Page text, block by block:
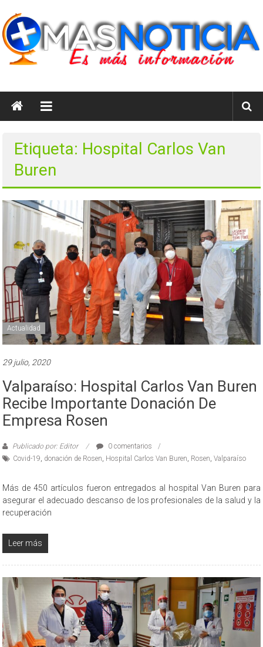
contenido
Es
Etiqueta: Hospital Carlos Van
Buren
Actualidad
29 julio, 2020
Valparaíso: Hospital Carlos Van Buren
Recibe Importante Donación De
Empresa Rosen
Publicado por: Editor
0 comentarios
Covid-19 donación de Rosen Hospital Carlos Van Buren Rosen ,Valparaíso
Más de 450 artículos fueron entregados al hospital Van Buren para
asegurar el adecuado descanso de los profesionales de la salud y la
recuperación
Leer más